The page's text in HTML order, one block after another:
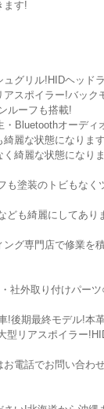
ます!
グリル!HIDヘッド
スポイラー!バック
ルーフも搭載!
・Bluetoothオーディ
麗な状態になりま
く綺麗な状態になり
も塗装のトビもなく
ども綺麗にしてあり
グ専門店で修業を
社外取り付けパーツ
!後期最終モデル!本
型リアスポイラー
電話でお問い合わ